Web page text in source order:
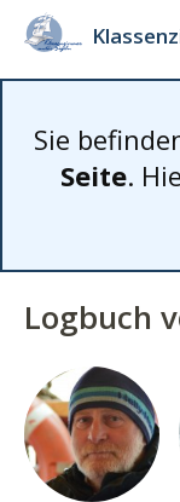
Sie
Seite.
Logbuch